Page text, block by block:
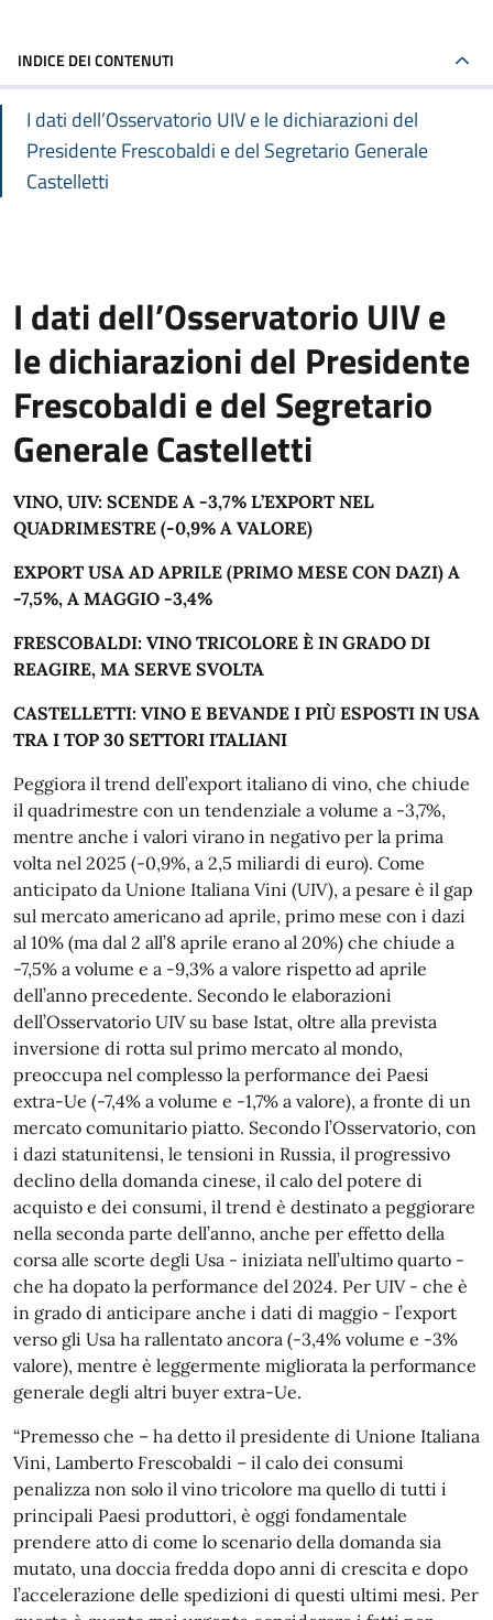
INDICE DEI CONTENUTI
I dati dell’Osservatorio UIV e le dichiarazioni del
Presidente Frescobaldi e del Segretario Generale
Castelletti
I dati dell’Osservatorio UIV e
le dichiarazioni del Presidente
Frescobaldi e del Segretario
Generale Castelletti
VINO, UIV: SCENDE A -3,7% L’EXPORT NEL
QUADRIMESTRE (-0,9% A VALORE)
EXPORT USA AD APRILE (PRIMO MESE CON DAZI) A
-7,5%, A MAGGIO -3,4%
FRESCOBALDI: VINO TRICOLORE È IN GRADO DI
REAGIRE, MA SERVE SVOLTA
CASTELLETTI: VINO E BEVANDE I PIÙ ESPOSTI IN USA
TRA I TOP 30 SETTORI ITALIANI
Peggiora il trend dell’export italiano di vino, che chiude
il quadrimestre con un tendenziale a volume a -3,7%,
mentre anche i valori virano in negativo per la prima
volta nel 2025 (-0,9%, a 2,5 miliardi di euro). Come
anticipato da Unione Italiana Vini (UIV), a pesare è il gap
sul mercato americano ad aprile, primo mese con i dazi
al 10% (ma dal 2 all’8 aprile erano al 20%) che chiude a
-7,5% a volume e a -9,3% a valore rispetto ad aprile
dell’anno precedente. Secondo le elaborazioni
dell’Osservatorio UIV su base Istat, oltre alla prevista
inversione di rotta sul primo mercato al mondo,
preoccupa nel complesso la performance dei Paesi
extra-Ue (-7,4% a volume e -1,7% a valore), a fronte di un
mercato comunitario piatto. Secondo l’Osservatorio, con
i dazi statunitensi, le tensioni in Russia, il progressivo
declino della domanda cinese, il calo del potere di
acquisto e dei consumi, il trend è destinato a peggiorare
nella seconda parte dell’anno, anche per effetto della
corsa alle scorte degli Usa - iniziata nell’ultimo quarto -
che ha dopato la performance del 2024. Per UIV - che è
in grado di anticipare anche i dati di maggio - l’export
verso gli Usa ha rallentato ancora (-3,4% volume e -3%
valore), mentre è leggermente migliorata la performance
generale degli altri buyer extra-Ue.
“Premesso che – ha detto il presidente di Unione Italiana
Vini, Lamberto Frescobaldi – il calo dei consumi
penalizza non solo il vino tricolore ma quello di tutti i
principali Paesi produttori, è oggi fondamentale
prendere atto di come lo scenario della domanda sia
mutato, una doccia fredda dopo anni di crescita e dopo
l’accelerazione delle spedizioni di questi ultimi mesi. Per